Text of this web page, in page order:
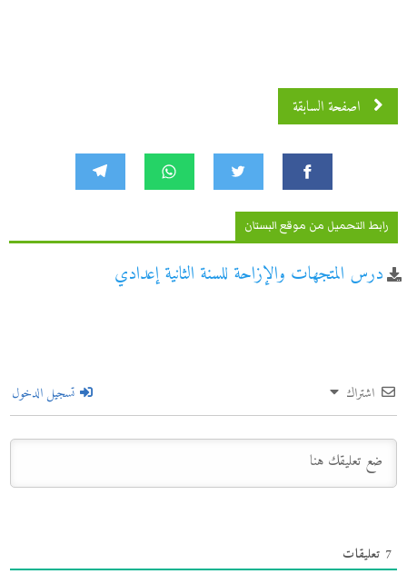
اصفحة السابقة
رابط التحميل من موقع البستان
درس المتجهات والإزاحة للسنة الثانية إعدادي
اشتراك تسجيل الدخول
7 تعليقات